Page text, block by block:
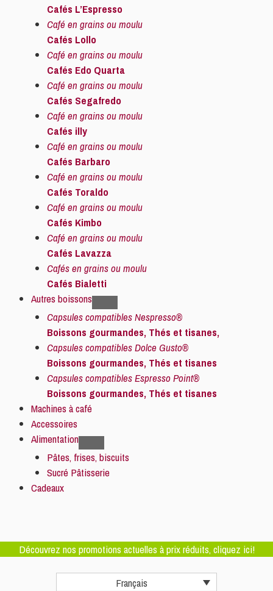
Cafés L’Espresso
Café en grains ou moulu
Cafés Lollo
Café en grains ou moulu
Cafés Edo Quarta
Café en grains ou moulu
Cafés Segafredo
Café en grains ou moulu
Cafés illy
Café en grains ou moulu
Cafés Barbaro
Café en grains ou moulu
Cafés Toraldo
Café en grains ou moulu
Cafés Kimbo
Café en grains ou moulu
Cafés Lavazza
Cafés en grains ou moulu
Cafés Bialetti
Autres boissons
Capsules compatibles Nespresso®
Boissons gourmandes, Thés et tisanes,
Capsules compatibles Dolce Gusto®
Boissons gourmandes, Thés et tisanes
Capsules compatibles Espresso Point®
Boissons gourmandes, Thés et tisanes
Machines à café
Accessoires
Alimentation
Pâtes, frises, biscuits
Sucré Pâtisserie
Cadeaux
Découvrez nos promotions actuelles à prix réduits, cliquez ici!
Français